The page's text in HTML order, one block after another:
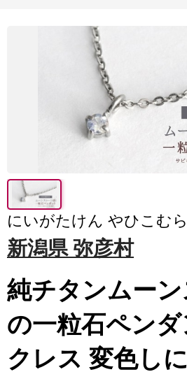
にいがたけん やひこむら
新潟県 弥彦村
純チタンムー
の一粒石ペン
クレス 変色し